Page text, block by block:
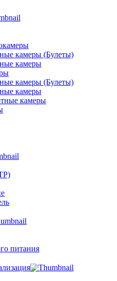
камеры (Булеты)
камеры
камеры (Булеты)
камеры
камеры
питания